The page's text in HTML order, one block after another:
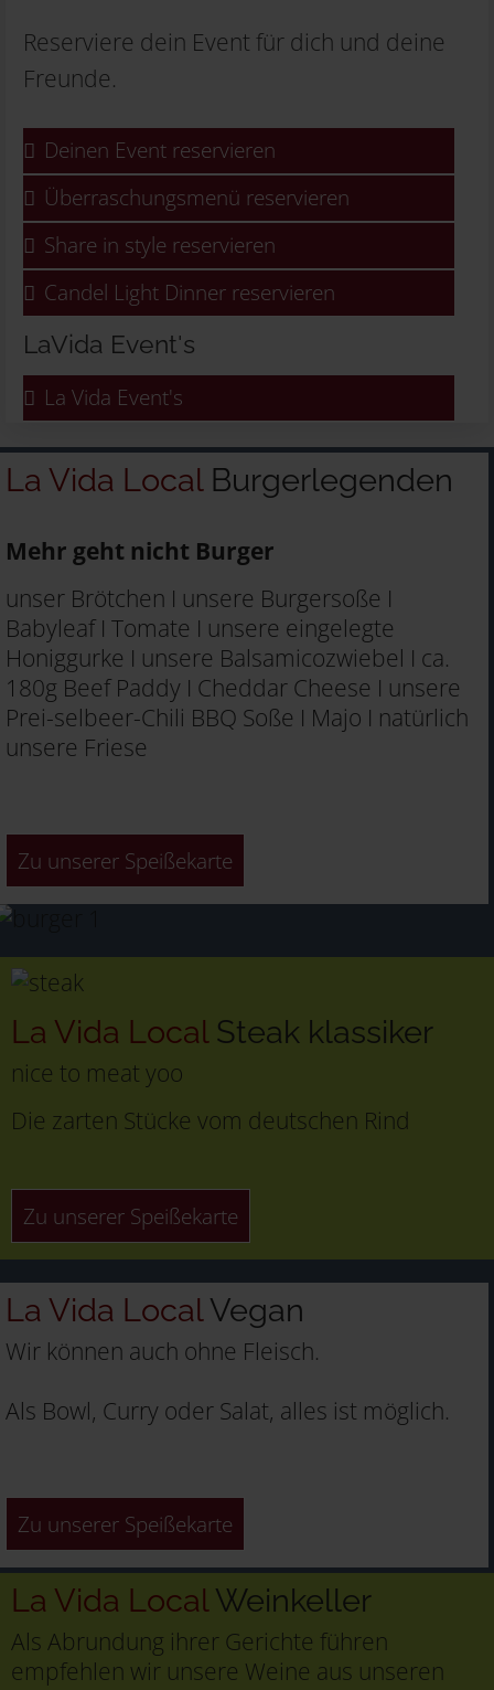
Reserviere dein Event für dich und deine
Freunde.
Deinen Event reservieren
Überraschungsmenü reservieren
Share in style reservieren
Candel Light Dinner reservieren
LaVida Event's
La Vida Event's
La Vida Local Burgerlegenden
Mehr geht nicht Burger
unser Brötchen I unsere Burgersoße I
Babyleaf I Tomate I unsere eingelegte
Honiggurke I unsere Balsamicozwiebel I ca.
180g Beef Paddy I Cheddar Cheese I unsere
Prei-selbeer-Chili BBQ Soße I Majo I natürlich
unsere Friese
Zu unserer Speißekarte
La Vida Local Steak klassiker
nice to meat yoo
Die zarten Stücke vom deutschen Rind
Zu unserer Speißekarte
La Vida LocalVegan
Wir können auch ohne Fleisch.
Als Bowl, Curry oder Salat, alles ist möglich.
Zu unserer Speißekarte
La Vida LocalWeinkeller
Als Abrundung ihrer Gerichte führen
empfehlen wir unsere Weine aus unseren